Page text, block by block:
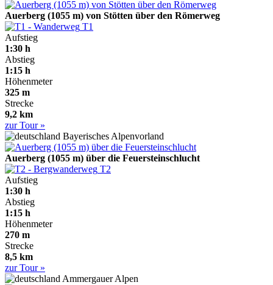
Auerberg (1055 m) von Stötten über den Römerweg
T1
Aufstieg
1:30 h
Abstieg
1:15 h
Höhenmeter
325 m
Strecke
9,2 km
zur Tour »
Bayerisches Alpenvorland
Auerberg (1055 m) über die Feuersteinschlucht
T2
Aufstieg
1:30 h
Abstieg
1:15 h
Höhenmeter
270 m
Strecke
8,5 km
zur Tour »
Ammergauer Alpen